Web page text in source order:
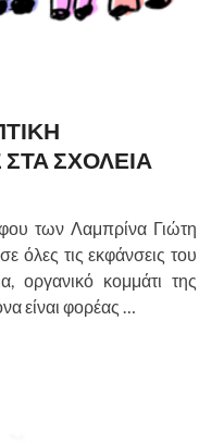
ΣΧΟΛΕΙΑ
των Λαμπρίνα Γιώτη
όλες τις εκφάνσεις του
οργανικό κομμάτι της
είναι φορέας …